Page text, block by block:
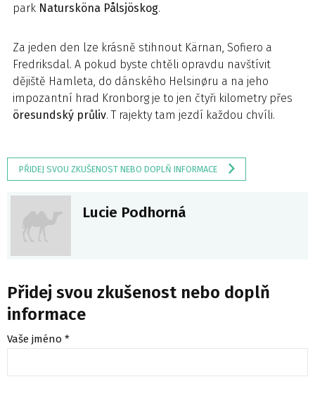
park Natursköna Pålsjöskog.
Za jeden den lze krásně stihnout Kärnan, Sofiero a
Fredriksdal. A pokud byste chtěli opravdu navštívit
dějiště Hamleta, do dánského Helsinøru a na jeho
impozantní hrad Kronborg je to jen čtyři kilometry přes
öresundský průliv. T rajekty tam jezdí každou chvíli.
PŘIDEJ SVOU ZKUŠENOST NEBO DOPLŇ INFORMACE
Lucie Podhorná
Přidej svou zkušenost nebo doplň
informace
Vaše jméno *